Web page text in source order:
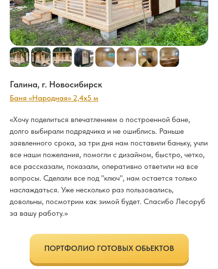
Галина, г. Новосибирск
Баня «Народная» 2,4х5 м
«Хочу поделиться впечатлением о построенной бане,
долго выбирали подрядчика и не ошиблись. Раньше
заявленного срока, за три дня нам поставили баньку, учли
все наши пожелания, помогли с дизайном, быстро, четко,
все рассказали, показали, оперативно ответили на все
вопросы. Сделали все под "ключ", нам остается только
наслаждаться. Уже несколько раз пользовались,
довольны, посмотрим как зимой будет. Спасибо Лесоруб
за вашу работу.»
ПОРТФОЛИО ГОТОВЫХ ОБЬЕКТОВ